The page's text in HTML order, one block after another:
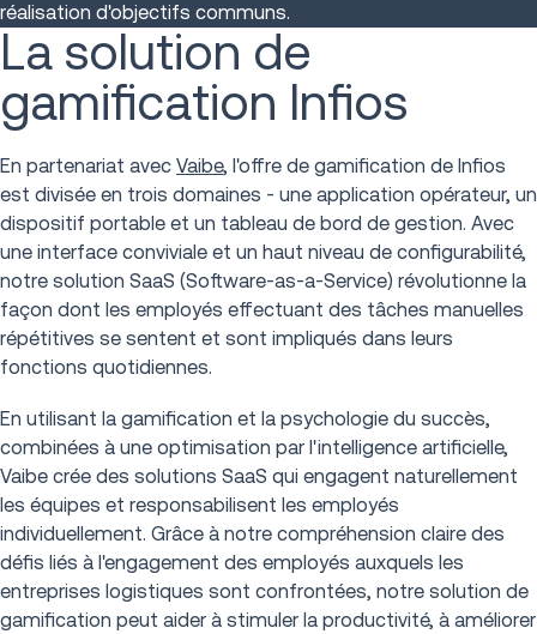
réalisation d'objectifs communs.
La solution de
gamification Infios
En partenariat avec Vaibe, l'offre de gamification de Infios
est divisée en trois domaines - une application opérateur, un
dispositif portable et un tableau de bord de gestion. Avec
une interface conviviale et un haut niveau de configurabilité,
notre solution SaaS (Software-as-a-Service) révolutionne la
façon dont les employés effectuant des tâches manuelles
répétitives se sentent et sont impliqués dans leurs
fonctions quotidiennes.
En utilisant la gamification et la psychologie du succès,
combinées à une optimisation par l'intelligence artificielle,
Vaibe crée des solutions SaaS qui engagent naturellement
les équipes et responsabilisent les employés
individuellement. Grâce à notre compréhension claire des
défis liés à l'engagement des employés auxquels les
entreprises logistiques sont confrontées, notre solution de
gamification peut aider à stimuler la productivité, à améliorer